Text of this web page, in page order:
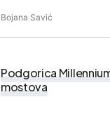
Bojana Savić
Podgorica
mostova